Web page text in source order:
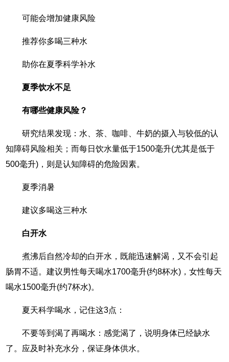
可能会增加健康风险
推荐你多喝三种水
助你在夏季科学补水
夏季饮水不足
有哪些健康风险？
研究结果发现：水、茶、咖啡、牛奶的摄入与较低的认
知障碍风险相关；而每日饮水量低于1500毫升(尤其是低于
500毫升)，则是认知障碍的危险因素。
夏季消暑
建议多喝这三种水
白开水
煮沸后自然冷却的白开水，既能迅速解渴，又不会引起
肠胃不适。建议男性每天喝水1700毫升(约8杯水)，女性每天
喝水1500毫升(约7杯水)。
夏天科学喝水，记住这3点：
不要等到渴了再喝水：感觉渴了，说明身体已经缺水
了。应及时补充水分，保证身体供水。